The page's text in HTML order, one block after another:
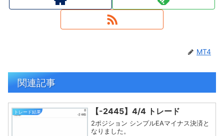
MT4
関連記事
トレード結果 【-2445】4/4 トレード
2ポジション シンプルEAマイナス決済と
なりました。